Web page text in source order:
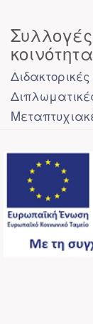
κοινότητα